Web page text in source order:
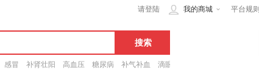
平台规则
我的商城
请登陆
感冒 补肾壮阳 高血压 糖尿病 补气补血 滴眼液